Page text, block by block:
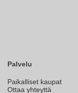
Palvelu
Paikalliset kaupat
Ottaa yhteyttä